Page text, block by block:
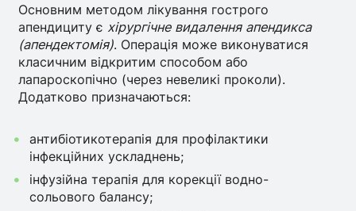
Основним методом лікування гострого
апендициту є хірургічне видалення апендикса
(апендектомія). Операція може виконуватися
класичним відкритим способом або
лапароскопічно (через невеликі проколи).
Додатково призначаються:
антибіотикотерапія для профілактики
інфекційних ускладнень;
інфузійна терапія для корекції водно-
сольового балансу;